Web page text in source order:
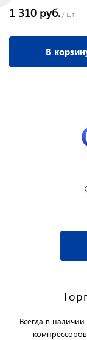
1 310 руб. / шт
В
Всегда в